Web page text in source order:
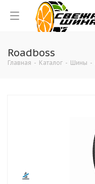
Roadboss
Главная - Каталог - Шины -